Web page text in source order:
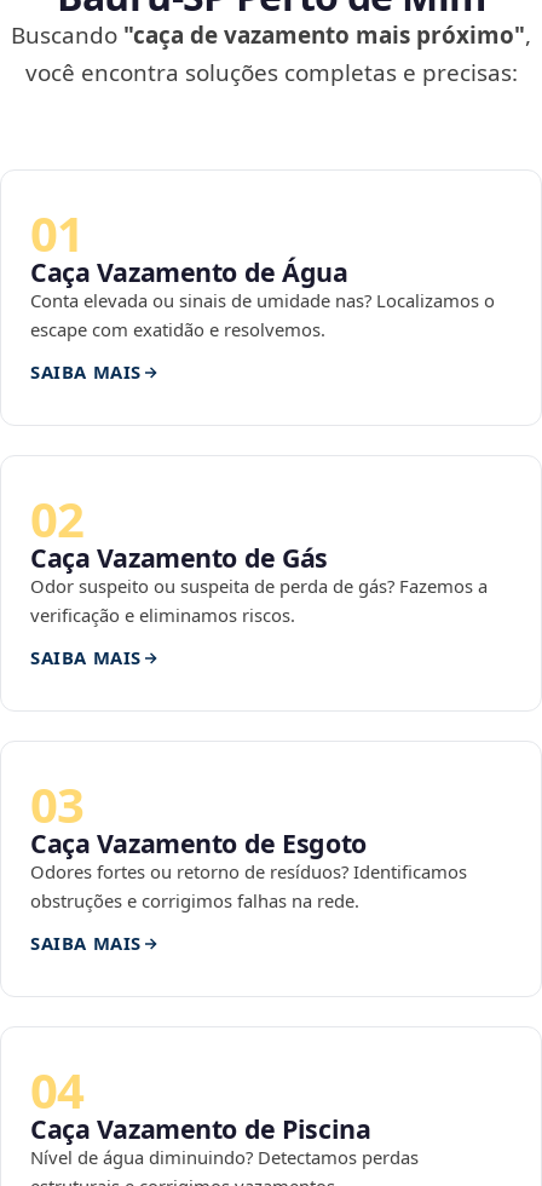
Buscando "caça de vazamento mais próximo",
você encontra soluções completas e precisas:
01
Caça Vazamento de Água
Conta elevada ou sinais de umidade nas? Localizamos o
escape com exatidão e resolvemos.
SAIBA MAIS
02
Caça Vazamento de Gás
Odor suspeito ou suspeita de perda de gás? Fazemos a
verificação e eliminamos riscos.
SAIBA MAIS
03
Caça Vazamento de Esgoto
Odores fortes ou retorno de resíduos? Identificamos
obstruções e corrigimos falhas na rede.
SAIBA MAIS
04
Caça Vazamento de Piscina
Nível de água diminuindo? Detectamos perdas